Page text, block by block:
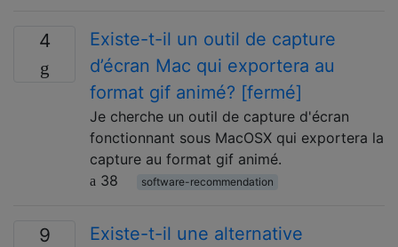
4
Existe-t-il un outil de capture
d’écran Mac qui exportera au
format gif animé? [fermé]
Je cherche un outil de capture d'écran
fonctionnant sous MacOSX qui exportera la
capture au format gif animé.
38
software-recommendation
9
Existe-t-il une alternative